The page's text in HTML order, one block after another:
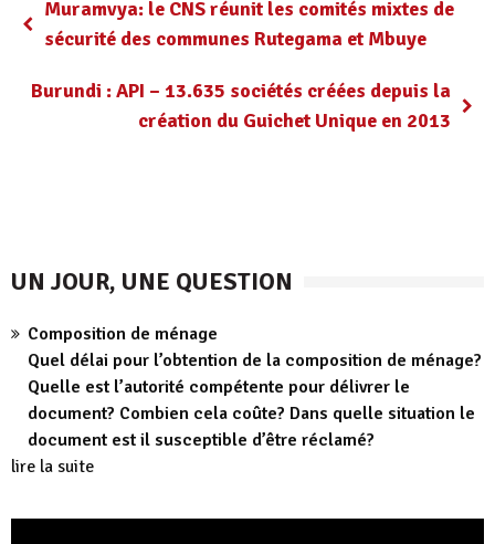
Muramvya: le CNS réunit les comités mixtes de
sécurité des communes Rutegama et Mbuye
Burundi : API – 13.635 sociétés créées depuis la
création du Guichet Unique en 2013
UN JOUR, UNE QUESTION
Composition de ménage
Quel délai pour l’obtention de la composition de ménage?
Quelle est l’autorité compétente pour délivrer le
document? Combien cela coûte? Dans quelle situation le
document est il susceptible d’être réclamé?
lire la suite